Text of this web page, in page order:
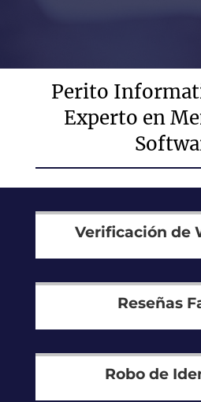
Perito
Experto en
Verificación de
Reseñas
Robo de